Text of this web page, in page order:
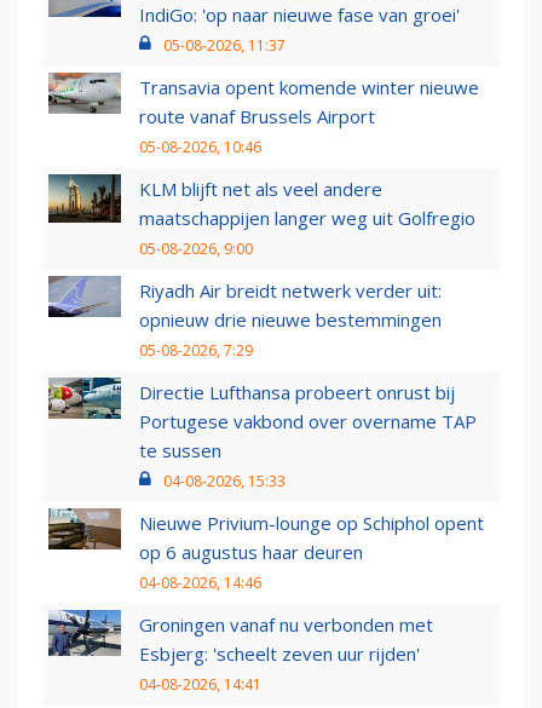
IndiGo: 'op naar nieuwe fase van groei'
05-08-2026, 11:37
Transavia opent komende winter nieuwe
route vanaf Brussels Airport
05-08-2026, 10:46
KLM blijft net als veel andere
maatschappijen langer weg uit Golfregio
05-08-2026, 9:00
Riyadh Air breidt netwerk verder uit:
opnieuw drie nieuwe bestemmingen
05-08-2026, 7:29
Directie Lufthansa probeert onrust bij
Portugese vakbond over overname TAP
te sussen
04-08-2026, 15:33
Nieuwe Privium-lounge op Schiphol opent
op 6 augustus haar deuren
04-08-2026, 14:46
Groningen vanaf nu verbonden met
Esbjerg: 'scheelt zeven uur rijden'
04-08-2026, 14:41